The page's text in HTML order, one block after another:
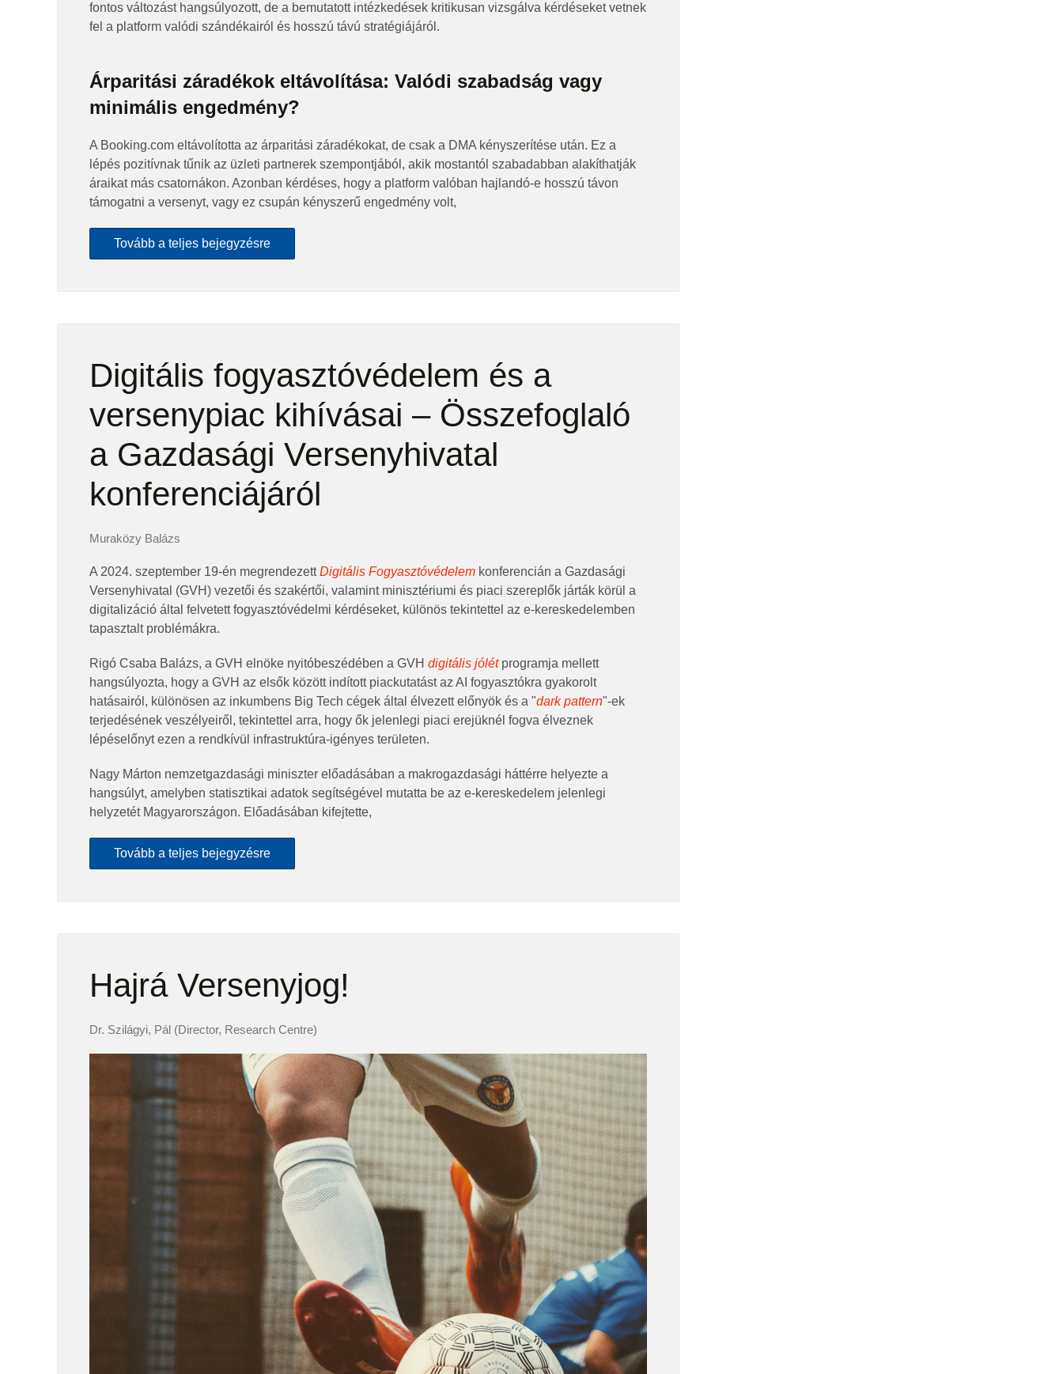
fontos változást hangsúlyozott, de a bemutatott intézkedések kritikusan vizsgálva kérdéseket vetnek
fel a platform valódi szándékairól és hosszú távú stratégiájáról.
Árparitási záradékok eltávolítása: Valódi szabadság vagy
minimális engedmény?
A Booking.com eltávolította az árparitási záradékokat, de csak a DMA kényszerítése után. Ez a
lépés pozitívnak tűnik az üzleti partnerek szempontjából, akik mostantól szabadabban alakíthatják
áraikat más csatornákon. Azonban kérdéses, hogy a platform valóban hajlandó-e hosszú távon
támogatni a versenyt, vagy ez csupán kényszerű engedmény volt,
Tovább a teljes bejegyzésre
Digitális fogyasztóvédelem és a
versenypiac kihívásai – Összefoglaló
a Gazdasági Versenyhivatal
konferenciájáról
Muraközy Balázs
A 2024. szeptember 19-én megrendezettDigitális Fogyasztóvédelem konferencián a Gazdasági
Versenyhivatal (GVH) vezetői és szakértői, valamint minisztériumi és piaci szereplők járták körül a
digitalizáció által felvetett fogyasztóvédelmi kérdéseket, különös tekintettel az e-kereskedelemben
tapasztalt problémákra.
Rigó Csaba Balázs, a GVH elnöke nyitóbeszédében a GVH digitális jólét programja mellett
hangsúlyozta, hogy a GVH az elsők között indított piackutatást az AI fogyasztókra gyakorolt
hatásairól, különösen az inkumbens Big Tech cégek által élvezett előnyök és a "dark pattern"-ek
terjedésének veszélyeiről, tekintettel arra, hogy ők jelenlegi piaci erejüknél fogva élveznek
lépéselőnyt ezen a rendkívül infrastruktúra-igényes területen.
Nagy Márton nemzetgazdasági miniszter előadásában a makrogazdasági háttérre helyezte a
hangsúlyt, amelyben statisztikai adatok segítségével mutatta be az e-kereskedelem jelenlegi
helyzetét Magyarországon. Előadásában kifejtette,
Tovább a teljes bejegyzésre
Hajrá Versenyjog!
Dr. Szilágyi, Pál (Director, Research Centre)